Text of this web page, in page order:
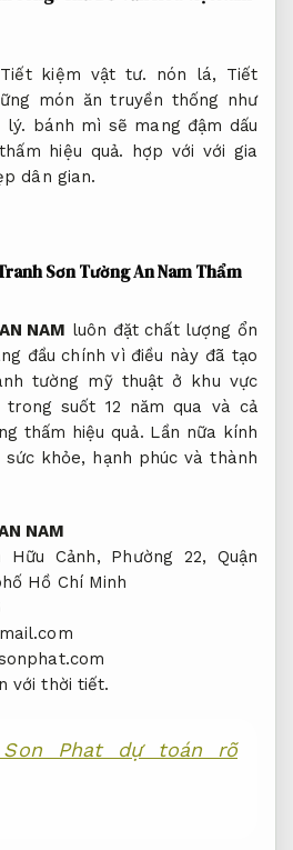
Tiết kiệm vật tư. nón lá, Tiết
món ăn truyền thống như
lý. bánh mì sẽ mang đậm dấu
hiệu quả. hợp với với gia
dân gian.
Sơn Tường An NamThẩm
NAM luôn đặt chất lượng ổn
đầu chính vì điều này đã tạo
tường mỹ thuật ở khu vực
suốt 12 năm qua và cả
thấm hiệu quả. Lần nữa kính
sức khỏe, hạnh phúc và thành
NAM
Cảnh, Phường 22, Quận
Hồ Chí Minh
với thời tiết.
Son Phat dự toán rõ